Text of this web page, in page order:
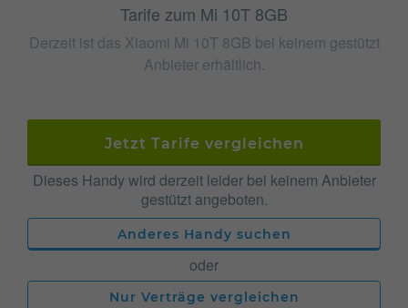
Tarife zum Mi 10T 8GB
Derzeit ist das Xiaomi Mi 10T 8GB bei keinem gestützt
Anbieter erhältlich.
Jetzt Tarife vergleichen
Dieses Handy wird derzeit leider bei keinem Anbieter
gestützt angeboten.
Anderes Handy suchen
oder
Nur Verträge vergleichen